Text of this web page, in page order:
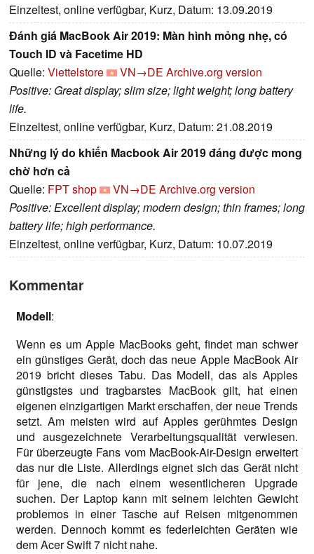
Einzeltest, online verfügbar, Kurz, Datum: 13.09.2019
Đánh giá MacBook Air 2019: Màn hình mỏng nhẹ, có
Touch ID và Facetime HD
Quelle: Viettelstore VN→DE Archive.org version
Positive: Great display; slim size; light weight; long battery
life.
Einzeltest, online verfügbar, Kurz, Datum: 21.08.2019
Những lý do khiến Macbook Air 2019 đáng được mong
chờ hơn cả
Quelle: FPT shop VN→DE Archive.org version
Positive: Excellent display; modern design; thin frames; long
battery life; high performance.
Einzeltest, online verfügbar, Kurz, Datum: 10.07.2019
Kommentar
Modell:
Wenn es um Apple MacBooks geht, findet man schwer
ein günstiges Gerät, doch das neue Apple MacBook Air
2019 bricht dieses Tabu. Das Modell, das als Apples
günstigstes und tragbarstes MacBook gilt, hat einen
eigenen einzigartigen Markt erschaffen, der neue Trends
setzt. Am meisten wird auf Apples gerühmtes Design
und ausgezeichnete Verarbeitungsqualität verwiesen.
Für überzeugte Fans vom MacBook-Air-Design erweitert
das nur die Liste. Allerdings eignet sich das Gerät nicht
für jene, die nach einem wesentlicheren Upgrade
suchen. Der Laptop kann mit seinem leichten Gewicht
problemos in einer Tasche auf Reisen mitgenommen
werden. Dennoch kommt es federleichten Geräten wie
dem Acer Swift 7 nicht nahe.